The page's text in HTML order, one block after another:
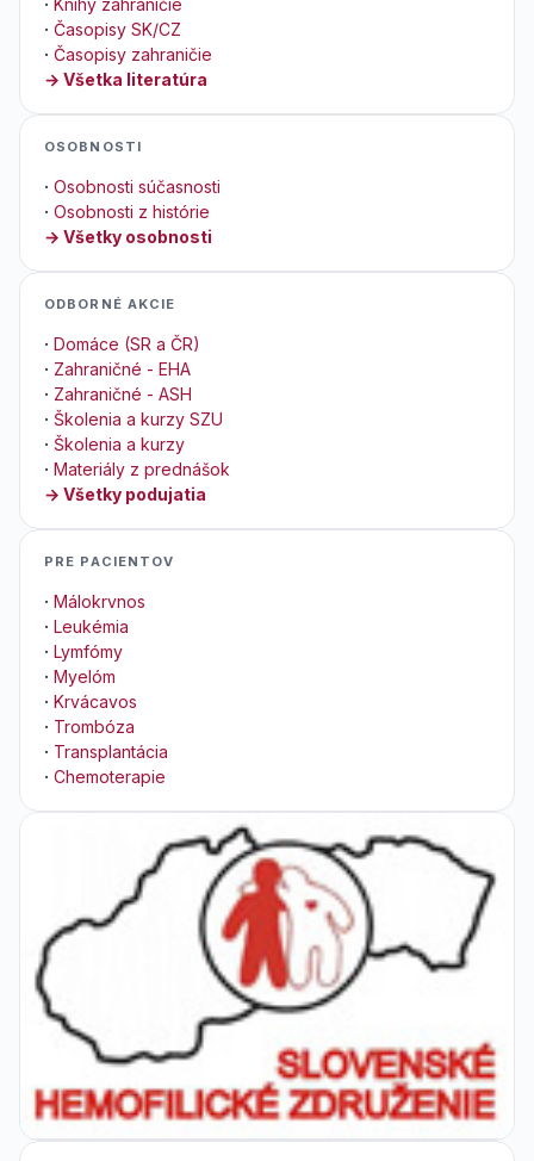
· Časopisy SK/CZ
· Časopisy zahraničie
→ Všetka literatúra
OSOBNOSTI
· Osobnosti súčasnosti
· Osobnosti z histórie
→ Všetky osobnosti
ODBORNÉ AKCIE
· Domáce (SR a ČR)
· Zahraničné - EHA
· Zahraničné - ASH
· Školenia a kurzy SZU
· Školenia a kurzy
· Materiály z prednášok
→ Všetky podujatia
PRE PACIENTOV
· Málokrvnos
· Leukémia
· Lymfómy
· Myelóm
· Krvácavos
· Trombóza
· Transplantácia
· Chemoterapie